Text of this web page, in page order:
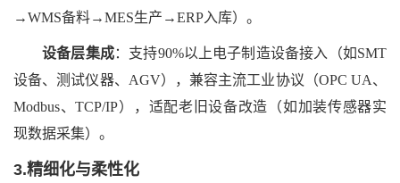
→WMS备料→MES生产→ERP入库）。
设备层集成：支持90%以上电子制造设备接入（如SMT
设备、测试仪器、AGV），兼容主流工业协议（OPC UA、
Modbus、TCP/IP），适配老旧设备改造（如加装传感器实
现数据采集）。
3.精细化与柔性化